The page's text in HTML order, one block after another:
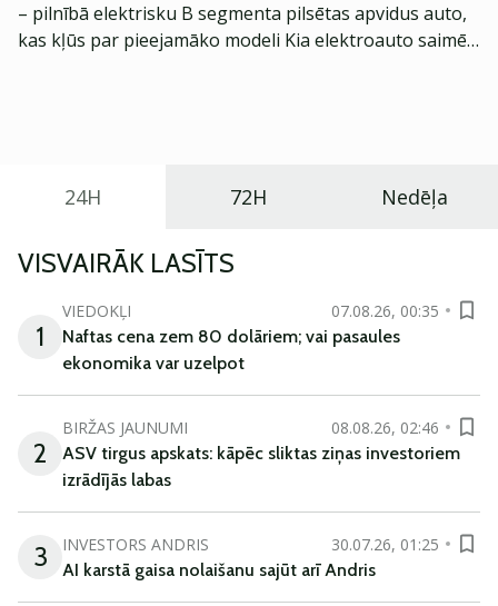
– pilnībā elektrisku B segmenta pilsētas apvidus auto,
kas kļūs par pieejamāko modeli Kia elektroauto saimē
24H 72H Nedēļa
VISVAIRĀK LASĪTS
1
VIEDOKĻI
07.08.26, 00:35
Naftas cena zem 80 dolāriem; vai pasaules
ekonomika var uzelpot
2
BIRŽAS JAUNUMI
08.08.26, 02:46
ASV tirgus apskats: kāpēc sliktas ziņas investoriem
izrādījās labas
3 INVESTORS ANDRIS
30.07.26, 01:25
AI karstā gaisa nolaišanu sajūt arī Andris